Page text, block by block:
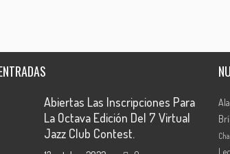
Abiertas Las Inscripciones Para
La Octava Edición Del 7 Virtual
Jazz Club Contest.